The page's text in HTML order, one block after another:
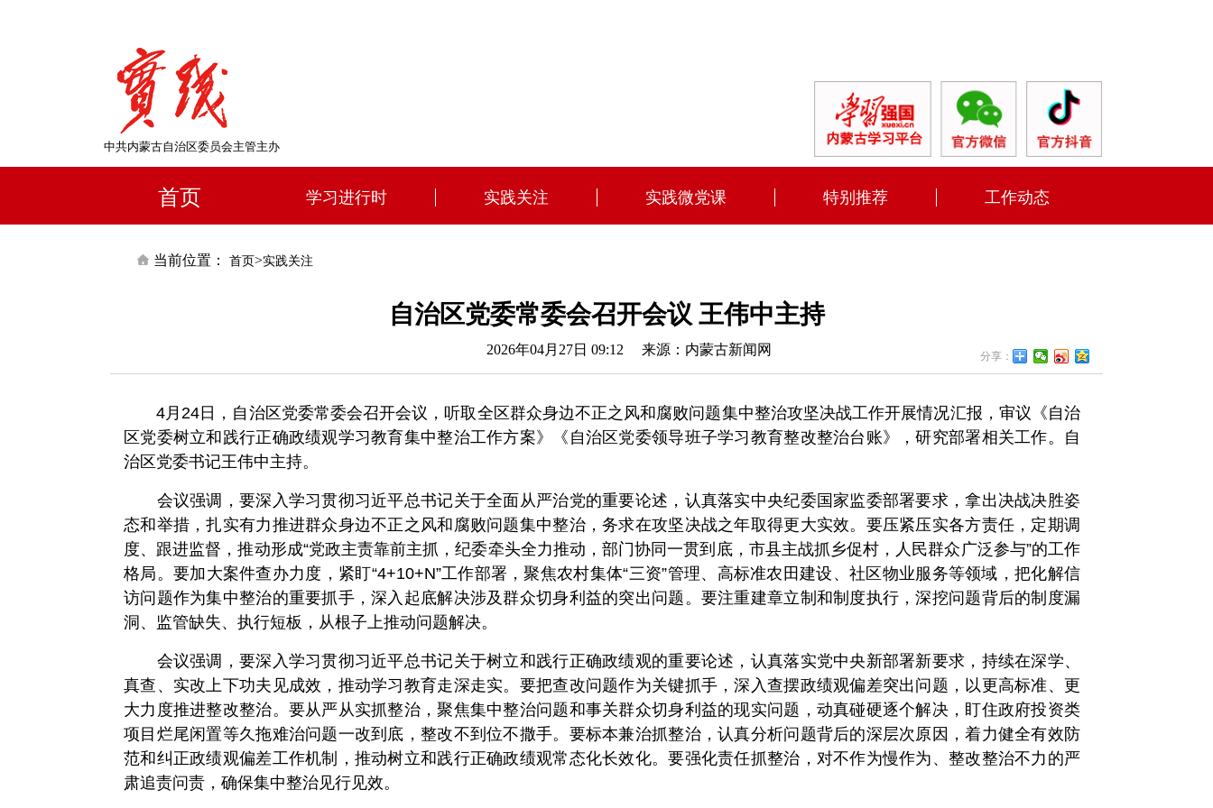
中共内蒙古自治区委员会主管主办
首页 学习进行时 实践关注 实践微党课 特别推荐 工作动态
当前位置： 首页>实践关注
自治区党委常委会召开会议 王伟中主持
2026年04月27日 09:12 来源：内蒙古新闻网 分享：
4月24日，自治区党委常委会召开会议，听取全区群众身边不正之风和腐败问题集中整治攻坚决战工作开展情况汇报，审议《自治
区党委树立和践行正确政绩观学习教育集中整治工作方案》《自治区党委领导班子学习教育整改整治台账》，研究部署相关工作。自
治区党委书记王伟中主持。
会议强调，要深入学习贯彻习近平总书记关于全面从严治党的重要论述，认真落实中央纪委国家监委部署要求，拿出决战决胜姿
态和举措，扎实有力推进群众身边不正之风和腐败问题集中整治，务求在攻坚决战之年取得更大实效。要压紧压实各方责任，定期调
度、跟进监督，推动形成“党政主责靠前主抓，纪委牵头全力推动，部门协同一贯到底，市县主战抓乡促村，人民群众广泛参与”的工作
格局。要加大案件查办力度，紧盯“4+10+N”工作部署，聚焦农村集体“三资”管理、高标准农田建设、社区物业服务等领域，把化解信
访问题作为集中整治的重要抓手，深入起底解决涉及群众切身利益的突出问题。要注重建章立制和制度执行，深挖问题背后的制度漏
洞、监管缺失、执行短板，从根子上推动问题解决。
会议强调，要深入学习贯彻习近平总书记关于树立和践行正确政绩观的重要论述，认真落实党中央新部署新要求，持续在深学、
真查、实改上下功夫见成效，推动学习教育走深走实。要把查改问题作为关键抓手，深入查摆政绩观偏差突出问题，以更高标准、更
大力度推进整改整治。要从严从实抓整治，聚焦集中整治问题和事关群众切身利益的现实问题，动真碰硬逐个解决，盯住政府投资类
项目烂尾闲置等久拖难治问题一改到底，整改不到位不撒手。要标本兼治抓整治，认真分析问题背后的深层次原因，着力健全有效防
范和纠正政绩观偏差工作机制，推动树立和践行正确政绩观常态化长效化。要强化责任抓整治，对不作为慢作为、整改整治不力的严
肃追责问责，确保集中整治见行见效。